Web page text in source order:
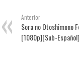
Anterior
Sora no Otoshimono
[1080p][Sub-